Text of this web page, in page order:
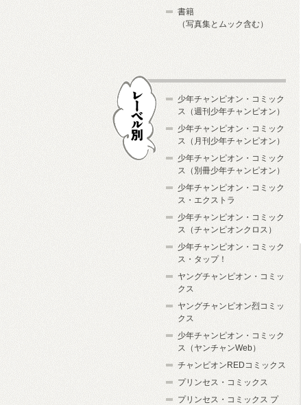
書籍
（写真集とムック含む）
少年チャンピオン・コミック
ス（週刊少年チャンピオン）
少年チャンピオン・コミック
ス（月刊少年チャンピオン）
少年チャンピオン・コミック
ス（別冊少年チャンピオン）
少年チャンピオン・コミック
ス・エクストラ
少年チャンピオン・コミック
ス（チャンピオンクロス）
少年チャンピオン・コミック
ス・タップ！
ヤングチャンピオン・コミッ
クス
ヤングチャンピオン烈コミッ
クス
少年チャンピオン・コミック
ス（ヤンチャンWeb）
チャンピオンREDコミックス
プリンセス・コミックス
プリンセス・コミックス プ